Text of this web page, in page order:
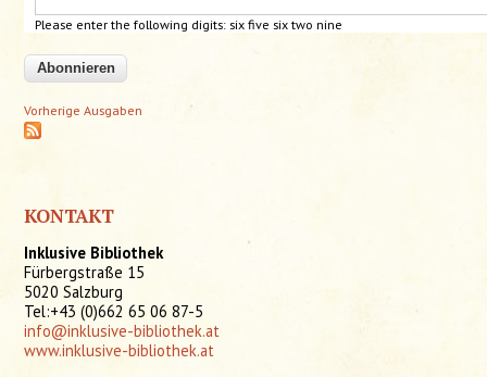
Please enter the following digits: six five six two nine
Vorherige Ausgaben
KONTAKT
Inklusive Bibliothek
Fürbergstraße 15
5020 Salzburg
Tel:+43 (0)662 65 06 87-5
info@inklusive-bibliothek.at
www.inklusive-bibliothek.at